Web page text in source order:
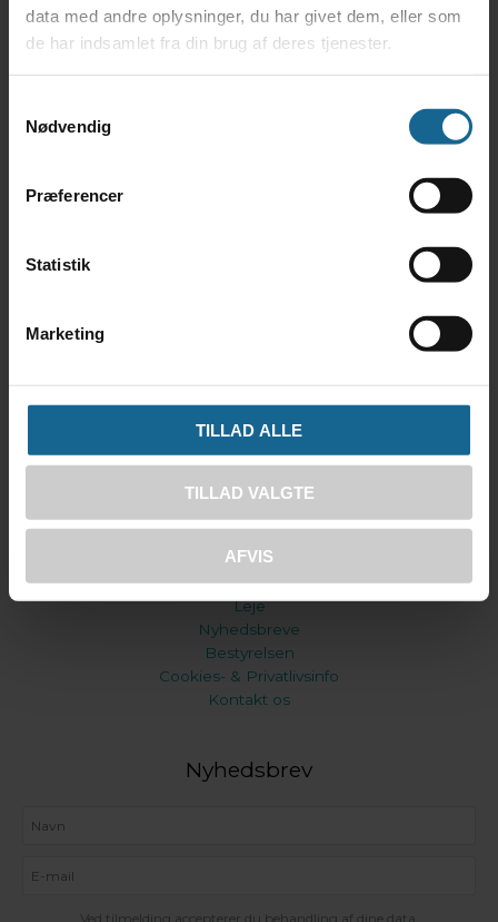
data med andre oplysninger, du har givet dem, eller som
de har indsamlet fra din brug af deres tjenester.
Nødvendig
Præferencer
Statistik
Marketing
TILLAD ALLE
TILLAD VALGTE
AFVIS
Bliv medlem
Om Strandgården
Leje
Nyhedsbreve
Bestyrelsen
Cookies- & Privatlivsinfo
Kontakt os
Nyhedsbrev
Ved tilmelding accepterer du behandling af dine data.